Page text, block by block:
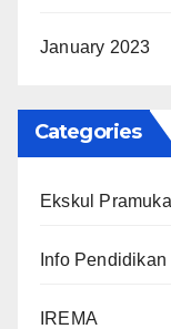
January 2023
Categories
Ekskul Pramuka
Info Pendidikan
IREMA